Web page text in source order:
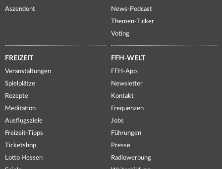
Aszendent
News-Podcast
Themen-Ticker
Voting
FREIZEIT
Veranstaltungen
Spielplätze
Rezepte
Meditation
Ausflugsziele
Freizeit-Tipps
Ticketshop
Lotto Hessen
FFH-WELT
FFH-App
Newsletter
Kontakt
Frequenzen
Jobs
Führungen
Presse
Radiowerbung